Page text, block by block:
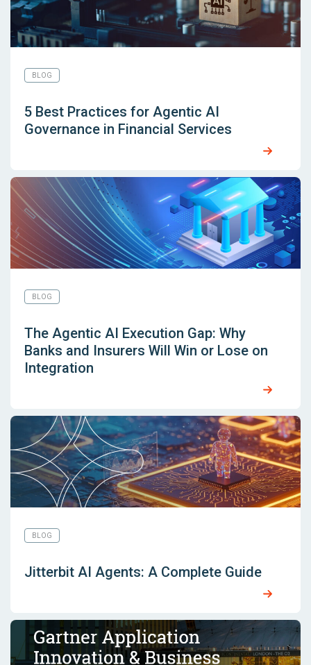
BLOG
5 Best Practices for Agentic AI
Governance in Financial Services
BLOG
The Agentic AI Execution Gap: Why
Banks and Insurers Will Win or Lose on
Integration
BLOG
Jitterbit AI Agents: A Complete Guide